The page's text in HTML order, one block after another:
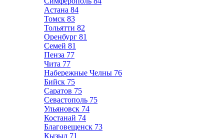
Астана 84
Томск 83
Тольятти 82
Оренбург 81
Семей 81
Пенза 77
Чита 77
Набережные Челны 76
Бийск 75
Саратов 75
Севастополь 75
Ульяновск 74
Костанай 74
Благовещенск 73
Кызыл 71